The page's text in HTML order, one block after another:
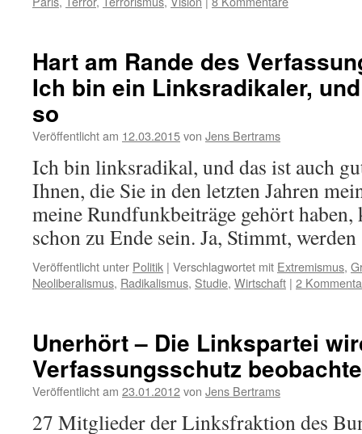
Hart am Rande des
Ich bin ein Linksradikaler,
so
Veröffentlicht am 12.03.2015von Jens Bertrams
Ich bin linksradikal, und das ist auch
Ihnen, die Sie in den letzten Jahren
meine Rundfunkbeiträge gehört
schon zu Ende sein. Ja, Stimmt,
Veröffentlicht unter Politik | Verschlagwortet mit Extremismus,
Neoliberalismus, Radikalismus, Studie, Wirtschaft | 2
Unerhört – Die Linkspartei
Verfassungsschutz
Veröffentlicht am 23.01.2012von Jens Bertrams
27 Mitglieder der Linksfraktion des